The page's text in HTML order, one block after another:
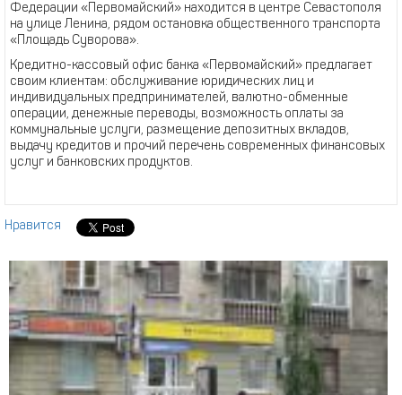
Федерации «Первомайский» находится в центре Севастополя
на улице Ленина, рядом остановка общественного транспорта
«Площадь Суворова».
Кредитно-кассовый офис банка «Первомайский» предлагает
своим клиентам: обслуживание юридических лиц и
индивидуальных предпринимателей, валютно-обменные
операции, денежные переводы, возможность оплаты за
коммунальные услуги, размещение депозитных вкладов,
выдачу кредитов и прочий перечень современных финансовых
услуг и банковских продуктов.
Нравится